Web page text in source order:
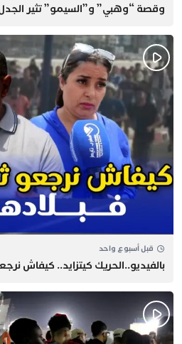
وقصة “وهبي” و”السيمو” تثير
قبل أسبوع واحد
بالفيديو..الحريك كيتزايد.. كيفاش